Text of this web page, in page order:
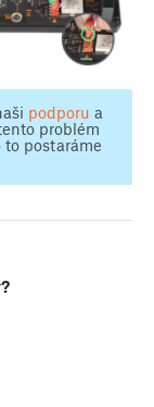
podporu a
problém
to postaráme